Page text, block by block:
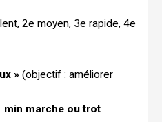
2e moyen, 3e rapide, 4e
» (objectif : améliorer
min marche ou trot